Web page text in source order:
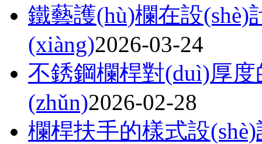
鐵藝護(hù)欄在設
(xiàng)2026-03-24
不銹鋼欄桿對(duì)厚
(zhǔn)2026-02-28
欄桿扶手的樣式設